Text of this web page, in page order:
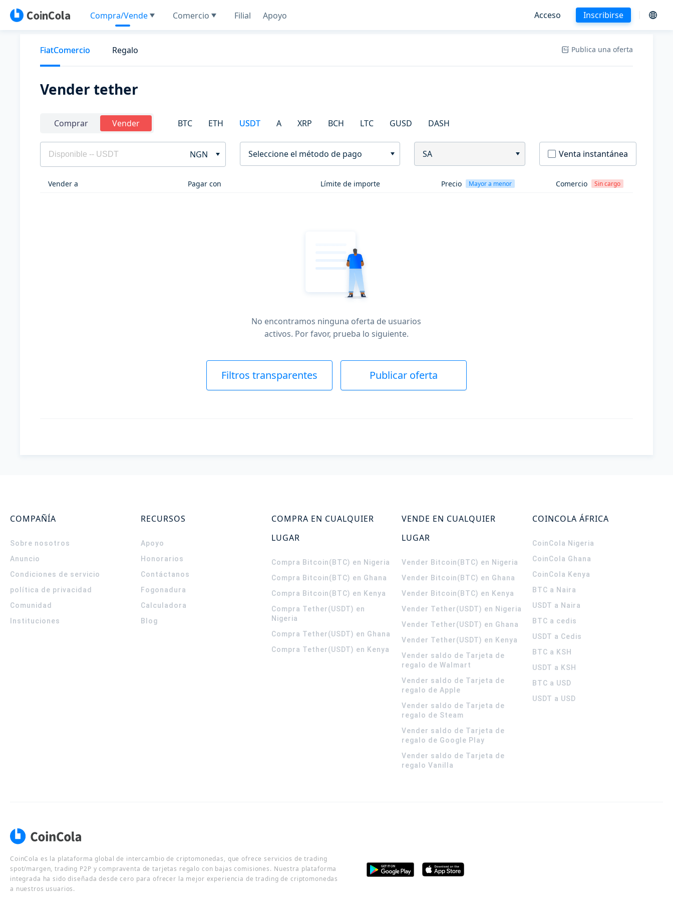
Compra/Vende Comercio Filial Apoyo Acceso Inscribirse
FiatComercio Regalo Publica una oferta
Vender tether
Comprar Vender BTC ETH USDT A XRP BCH LTC GUSD DASH
NGN Seleccione el método de pago SA Venta instantánea
Vender a Pagar con Límite de importe Precio Mayor a menor Comercio Sin cargo
No encontramos ninguna oferta de usuarios
activos. Por favor, prueba lo siguiente.
Filtros transparentes Publicar oferta
COMPAÑÍA
Sobre nosotros
Anuncio
Condiciones de servicio
política de privacidad
Comunidad
Instituciones
RECURSOS
Apoyo
Honorarios
Contáctanos
Fogonadura
Calculadora
Blog
COMPRA EN CUALQUIER
LUGAR
Compra Bitcoin(BTC) en Nigeria
Compra Bitcoin(BTC) en Ghana
Compra Bitcoin(BTC) en Kenya
Compra Tether(USDT) en
Nigeria
Compra Tether(USDT) en Ghana
Compra Tether(USDT) en Kenya
VENDE EN CUALQUIER
LUGAR
Vender Bitcoin(BTC) en Nigeria
Vender Bitcoin(BTC) en Ghana
Vender Bitcoin(BTC) en Kenya
Vender Tether(USDT) en Nigeria
Vender Tether(USDT) en Ghana
Vender Tether(USDT) en Kenya
Vender saldo de Tarjeta de
regalo de Walmart
Vender saldo de Tarjeta de
regalo de Apple
Vender saldo de Tarjeta de
regalo de Steam
Vender saldo de Tarjeta de
regalo de Google Play
Vender saldo de Tarjeta de
regalo Vanilla
COINCOLA ÁFRICA
CoinCola Nigeria
CoinCola Ghana
CoinCola Kenya
BTC a Naira
USDT a Naira
BTC a cedis
USDT a Cedis
BTC a KSH
USDT a KSH
BTC a USD
USDT a USD
CoinCola es la plataforma global de intercambio de criptomonedas, que ofrece servicios de trading
spot/margen, trading P2P y compraventa de tarjetas regalo con bajas comisiones. Nuestra plataforma
integrada ha sido diseñada desde cero para ofrecer la mejor experiencia de trading de criptomonedas
a nuestros usuarios.